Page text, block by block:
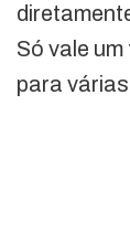
Só vale
para